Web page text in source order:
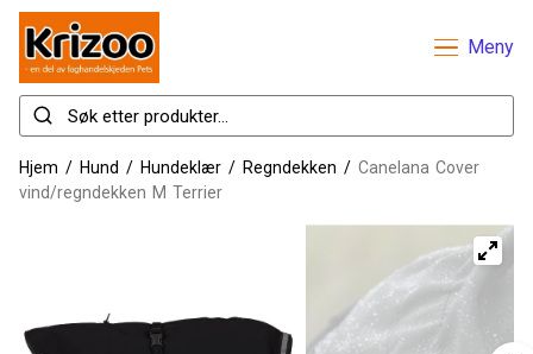
Meny
Hjem / Hund / Hundeklær / Regndekken / Canelana Cover
vind/regndekken M Terrier